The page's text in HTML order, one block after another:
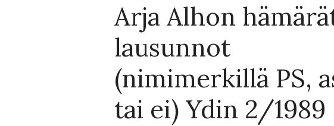
Arja Alhon
lausunnot
(nimimerkillä PS,
tai ei) Ydin 2/1989